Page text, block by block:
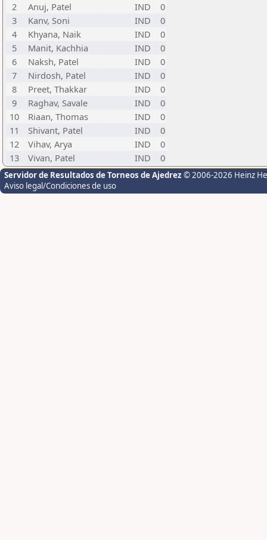
2
Anuj, Patel IND
0
3
Kanv, Soni IND
0
4
Khyana, Naik IND
0
5
Manit, Kachhia IND
0
6
Naksh, Patel IND
0
7
Nirdosh, Patel IND
0
8
Preet, Thakkar IND
0
9
Raghav, Savale IND
0
10
Riaan, Thomas IND
0
11
Shivant, Patel IND
0
12
Vihav, Arya IND
0
13
Vivan, Patel IND 0
Servidor de Resultados de Torneos de Ajedrez © 2006-2026 Heinz
Aviso legal/Condiciones de uso